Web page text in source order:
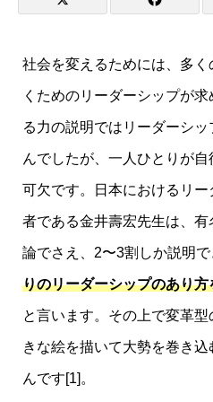
社会を変えるためには、多
くためのリーダーシップが
る力の説明ではリーダーシ
んでしたが、一人ひとりが
可欠です。日本におけるリ
者である金井壽宏先生は、
論でさえ、2〜3割しか説明で
りのリーダーシップのあり
と言います。その上で変革
きな絵を描いて大勢を巻き
んです[1]。